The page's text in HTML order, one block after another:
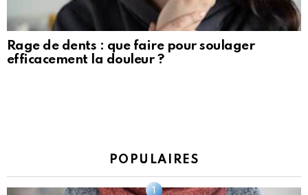
Rage de dents : que faire pour soulager
efficacement la douleur ?
POPULAIRES